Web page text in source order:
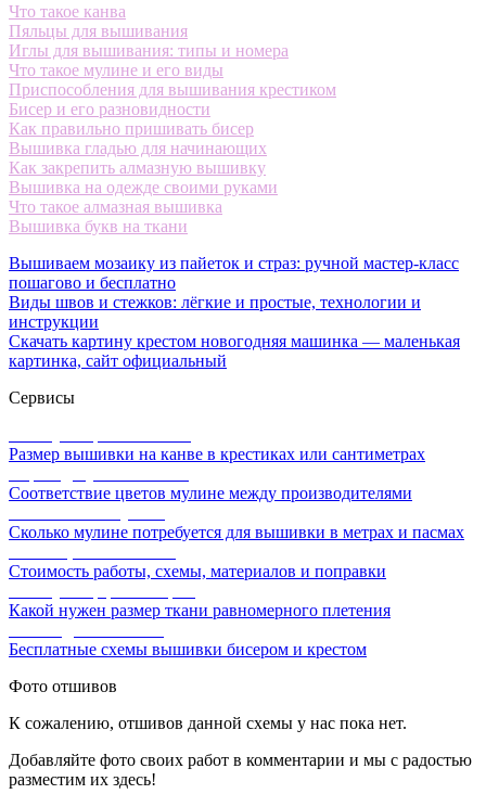
Что такое канва
Пяльцы для вышивания
Иглы для вышивания: типы и номера
Что такое мулине и его виды
Приспособления для вышивания крестиком
Бисер и его разновидности
Как правильно пришивать бисер
Вышивка гладью для начинающих
Как закрепить алмазную вышивку
Вышивка на одежде своими руками
Что такое алмазная вышивка
Вышивка букв на ткани
Вышиваем мозаику из пайеток и страз: ручной мастер-класс
пошагово и бесплатно
Виды швов и стежков: лёгкие и простые, технологии и
инструкции
Скачать картину крестом новогодняя машинка — маленькая
картинка, сайт официальный
Сервисы
Размер вышивки на канве в крестиках или сантиметрах
Соответствие цветов мулине между производителями
Сколько мулине потребуется для вышивки в метрах и пасмах
Стоимость работы, схемы, материалов и поправки
Какой нужен размер ткани равномерного плетения
Бесплатные схемы вышивки бисером и крестом
Фото отшивов
К сожалению, отшивов данной схемы у нас пока нет.
Добавляйте фото своих работ в комментарии и мы с радостью
разместим их здесь!